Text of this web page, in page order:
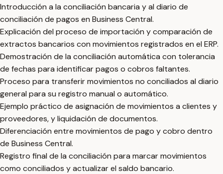
Introducción a la conciliación bancaria y al diario de
conciliación de pagos en Business Central.
Explicación del proceso de importación y comparación de
extractos bancarios con movimientos registrados en el ERP.
Demostración de la conciliación automática con tolerancia
de fechas para identificar pagos o cobros faltantes.
Proceso para transferir movimientos no conciliados al diario
general para su registro manual o automático.
Ejemplo práctico de asignación de movimientos a clientes y
proveedores, y liquidación de documentos.
Diferenciación entre movimientos de pago y cobro dentro
de Business Central.
Registro final de la conciliación para marcar movimientos
como conciliados y actualizar el saldo bancario.